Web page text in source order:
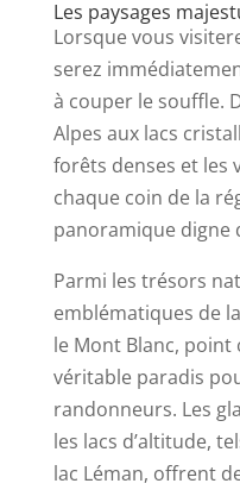
Les paysages
Lorsque vous
serez
à couper le souffle.
Alpes aux lacs
forêts denses et les
chaque coin de la
panoramique digne
Parmi les trésors
emblématiques de
le Mont Blanc, point
véritable paradis
randonneurs. Les
les lacs d’altitude,
lac Léman, offrent